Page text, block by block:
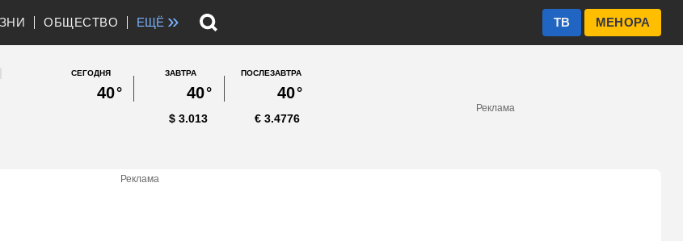
ОБЩЕСТВО ЕЩЁ » МЕНОРА
ТВ
СЕГОДНЯ
40°
ЗАВТРА
40°
ПОСЛЕЗАВТРА
40°
3.013
$ 3.4776
€
Реклама
Реклама